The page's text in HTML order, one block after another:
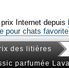
Internet depuis
pour chats favorite
des litières
parfumée